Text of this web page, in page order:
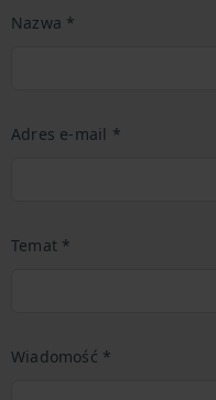
Nazwa *
Adres e-mail *
Temat *
Wiadomość *